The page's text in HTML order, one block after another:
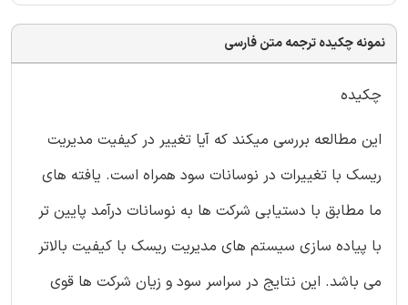
نمونه چکیده ترجمه متن فارسی
چکیده
این مطالعه بررسی میکند که آیا تغییر در کیفیت مدیریت
ریسک با تغییرات در نوسانات سود همراه است. یافته های
ما مطابق با دستیابی شرکت ها به نوسانات درآمد پایین تر
با پیاده سازی سیستم های مدیریت ریسک با کیفیت بالاتر
می باشد. این نتایج در سراسر سود و زیان شرکت ها قوی